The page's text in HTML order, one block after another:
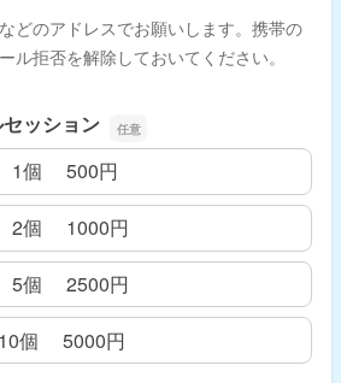
どのアドレスでお願いします。携帯の
ル拒否を解除しておいてください。
ッション
1個 500円
2個 1000円
5個 2500円
10個 5000円